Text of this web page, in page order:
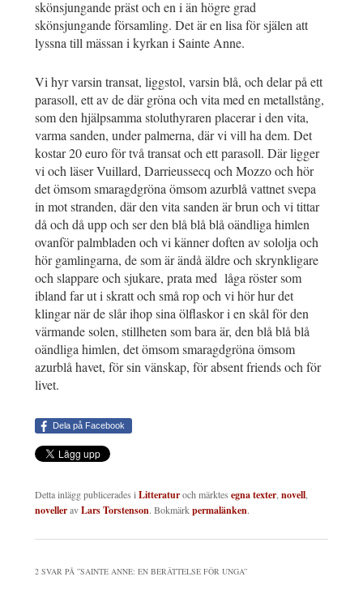
skönsjungande präst och en i än högre grad
skönsjungande församling. Det är en lisa för själen att
lyssna till mässan i kyrkan i Sainte Anne.
Vi hyr varsin transat, liggstol, varsin blå, och delar på ett
parasoll, ett av de där gröna och vita med en metallstång,
som den hjälpsamma stoluthyraren placerar i den vita,
varma sanden, under palmerna, där vi vill ha dem. Det
kostar 20 euro för två transat och ett parasoll. Där ligger
vi och läser Vuillard, Darrieussecq och Mozzo och hör
det ömsom smaragdgröna ömsom azurblå vattnet svepa
in mot stranden, där den vita sanden är brun och vi tittar
då och då upp och ser den blå blå blå oändliga himlen
ovanför palmbladen och vi känner doften av sololja och
hör gamlingarna, de som är ändå äldre och skrynkligare
och slappare och sjukare, prata med låga röster som
ibland far ut i skratt och små rop och vi hör hur det
klingar när de slår ihop sina ölflaskor i en skål för den
värmande solen, stillheten som bara är, den blå blå blå
oändliga himlen, det ömsom smaragdgröna ömsom
azurblå havet, för sin vänskap, för absent friends och för
livet.
Dela på Facebook
Detta inlägg publicerades iLitteraturoch märktes egna texter,novell,
novelleravLars Torstenson. Bokmärkpermalänken.
2 SVAR PÅ ”SAINTE ANNE: EN BERÄTTELSE FÖR UNGA”